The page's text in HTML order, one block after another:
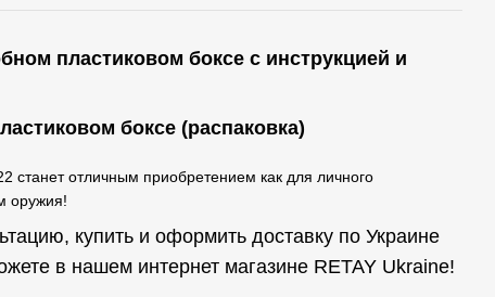
пластиковом боксе с инструкцией и
станет отличным приобретением как для личного
оружия!
купить и оформить доставку по Украине
в нашем интернет магазине RETAY Ukraine!